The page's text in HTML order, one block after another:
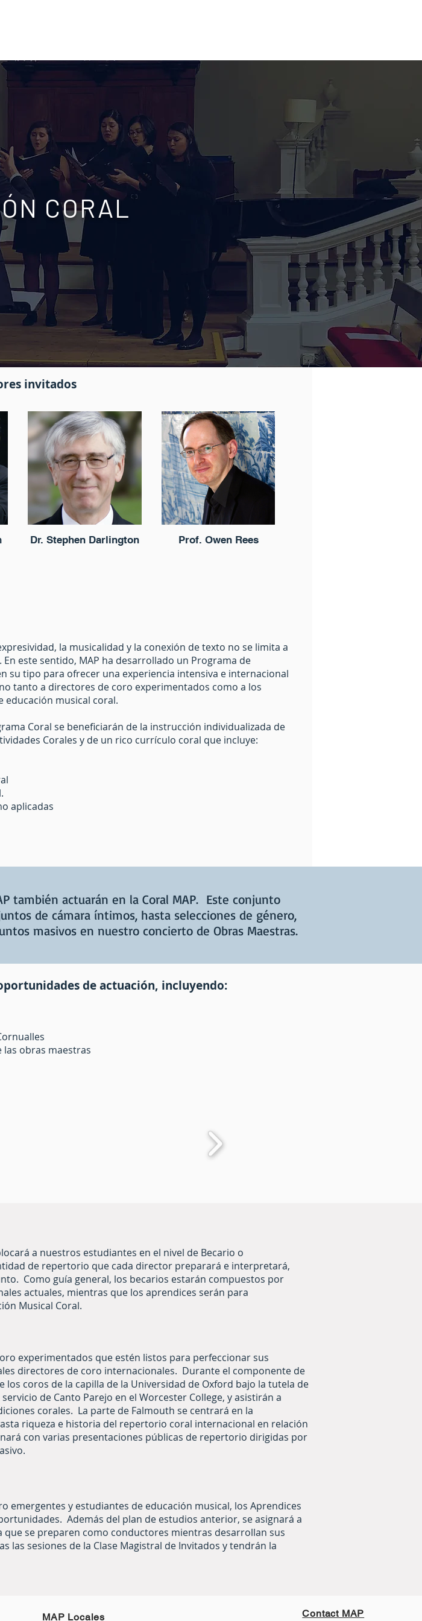
CORAL
invitados
Dr. Stephen Darlington Prof. Owen Rees
la musicalidad y la conexión de texto no se limita a
este sentido, MAP ha desarrollado un Programa de
su tipo para ofrecer una experiencia intensiva e internacional
tanto a directores de coro experimentados como a los
educación musical coral.
Coral se beneficiarán de la instrucción individualizada de
Corales y de un rico currículo coral que incluye:
aplicadas
también actuarán en la Coral MAP. Este conjunto
de cámara íntimos, hasta selecciones de género,
masivos en nuestro concierto de Obras Maestras.
de actuación, incluyendo:
las obras maestras
a nuestros estudiantes en el nivel de Becario o
de repertorio que cada director preparará e interpretará,
Como guía general, los becarios estarán compuestos por
actuales, mientras que los aprendices serán para
Musical Coral.
experimentados que estén listos para perfeccionar sus
directores de coro internacionales. Durante el componente de
coros de la capilla de la Universidad de Oxford bajo la tutela de
de Canto Parejo en el Worcester College, y asistirán a
corales. La parte de Falmouth se centrará en la
riqueza e historia del repertorio coral internacional en relación
con varias presentaciones públicas de repertorio dirigidas por
emergentes y estudiantes de educación musical, los Aprendices
Además del plan de estudios anterior, se asignará a
se preparen como conductores mientras desarrollan sus
las sesiones de la Clase Magistral de Invitados y tendrán la
MAP Locales Contact MAP